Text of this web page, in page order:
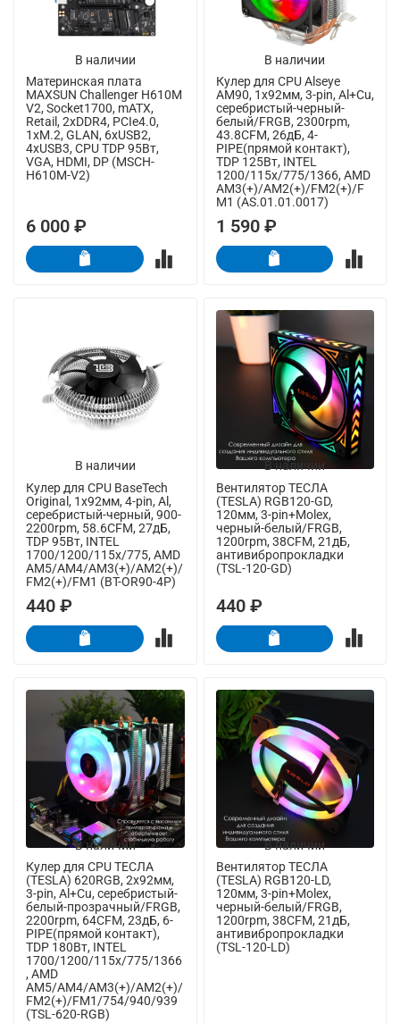
В наличии
Материнская плата
MAXSUN Challenger H610M
V2, Socket1700, mATX,
Retail, 2xDDR4, PCIe4.0,
1xM.2, GLAN, 6xUSB2,
4xUSB3, CPU TDP 95Вт,
VGA, HDMI, DP (MSCH-
H610M-V2)
6 000 ₽
В наличии
Кулер для CPU Alseye
AM90, 1х92мм, 3-pin, Al+Cu,
серебристый-черный-
белый/FRGB, 2300rpm,
43.8CFM, 26дБ, 4-
PIPE(прямой контакт),
TDP 125Вт, INTEL
1200/115x/775/1366, AMD
AM3(+)/AM2(+)/FM2(+)/F
M1 (AS.01.01.0017)
1 590 ₽
В наличии
Кулер для CPU BaseTech
Original, 1х92мм, 4-pin, Al,
серебристый-черный, 900-
2200rpm, 58.6CFM, 27дБ,
TDP 95Вт, INTEL
1700/1200/115x/775, AMD
AM5/AM4/AM3(+)/AM2(+)/
FM2(+)/FM1 (BT-OR90-4P)
440 ₽
В наличии
Вентилятор ТЕСЛА
(TESLA) RGB120-GD,
120мм, 3-pin+Molex,
черный-белый/FRGB,
1200rpm, 38CFM, 21дБ,
антивибропрокладки
(TSL-120-GD)
440 ₽
В наличии
Кулер для CPU ТЕСЛА
(TESLA) 620RGB, 2х92мм,
3-pin, Al+Cu, серебристый-
белый-прозрачный/FRGB,
2200rpm, 64CFM, 23дБ, 6-
PIPE(прямой контакт),
TDP 180Вт, INTEL
1700/1200/115x/775/1366
, AMD
AM5/AM4/AM3(+)/AM2(+)/
FM2(+)/FM1/754/940/939
(TSL-620-RGB)
В наличии
Вентилятор ТЕСЛА
(TESLA) RGB120-LD,
120мм, 3-pin+Molex,
черный-белый/FRGB,
1200rpm, 38CFM, 21дБ,
антивибропрокладки
(TSL-120-LD)